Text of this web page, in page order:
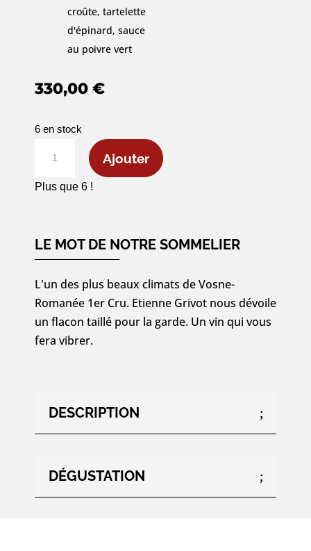
croûte, tartelette
d'épinard, sauce
au poivre vert
330,00 €
6 en stock
Vosne-
Cru
«
Les
Suchots
2017
Ajouter
Plus que 6 !
LE MOT DE NOTRE SOMMELIER
L'un des plus beaux climats de Vosne-
Romanée 1er Cru. Etienne Grivot nous dévoile
un flacon taillé pour la garde. Un vin qui vous
fera vibrer.
DESCRIPTION
DÉGUSTATION